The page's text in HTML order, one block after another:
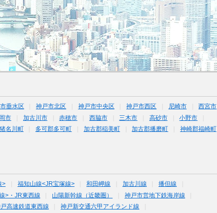
垂水区 神戸市北区 神戸市中央区 神戸市西区 尼崎市
西宮市
市 加古川市 赤穂市 西脇市 三木市 高砂市
小野市
名川町 多可郡多可町 加古郡稲美町 加古郡播磨町
神崎郡福崎町
> 福知山線<JR宝塚線> 和田岬線 加古川線
播但線
>・JR東西線 山陽新幹線（近畿圏）
神戸市営地下鉄海岸線
高速鉄道東西線
神戸新交通六甲アイランド線